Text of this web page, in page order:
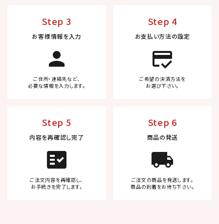
Step 3
お客様情報を入力
person
ご住所・連絡先など、
必要な情報を入力します。
Step 4
お支払い方法の設定
credit_score
ご希望の決済方法を
お選び下さい。
Step 5
内容を再確認し完了
fact_check
ご注文内容を再確認し、
お手続きを完了します。
Step 6
商品の発送
local_shipping
ご注文の商品を発送します。
商品の到着をお待ち下さい。